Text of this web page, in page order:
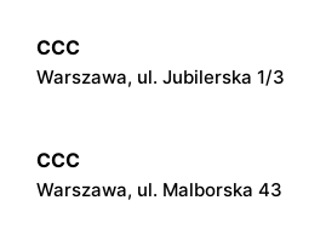
CCC
Warszawa, ul. Jubilerska 1/3
CCC
Warszawa, ul. Malborska 43